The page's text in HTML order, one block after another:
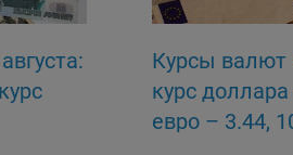
могут некорректно отображаться
cookie на сайте субъекты
сбор всех или некоторых
Сохранить по
Курсы валют
курс
евро – 3.44,